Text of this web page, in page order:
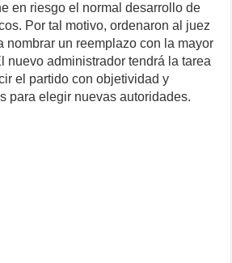
en riesgo el normal desarrollo de
Por tal motivo, ordenaron al juez
nombrar un reemplazo con la mayor
nuevo administrador tendrá la tarea
el partido con objetividad y
para elegir nuevas autoridades.